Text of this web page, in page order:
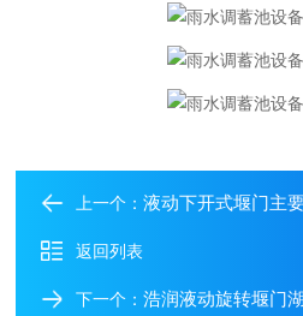
上一个：液动下开式堰门主
返回列表
下一个：浩润液动旋转堰门